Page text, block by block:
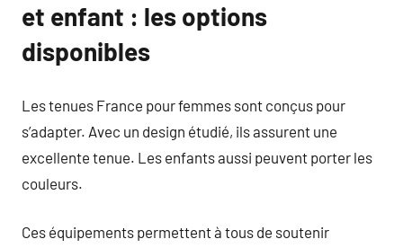
et enfant : les options
disponibles
Les tenues France pour femmes sont conçus pour
s’adapter. Avec un design étudié, ils assurent une
excellente tenue. Les enfants aussi peuvent porter les
couleurs.
Ces équipements permettent à tous de soutenir